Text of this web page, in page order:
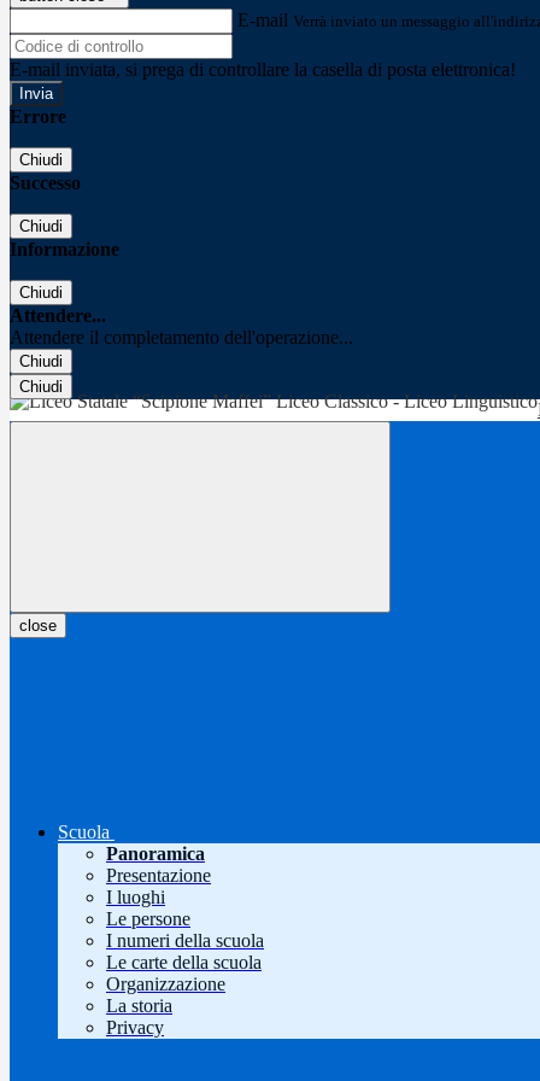
E-mail Verrà inviato un messaggio
E-mail inviata, si prega di controllare la casella di posta elettronica!
Errore
Chiudi
Successo
Chiudi
Informazione
Chiudi
Attendere...
Attendere il completamento dell'operazione...
Chiudi
Chiudi
close
Scuola
Panoramica
Presentazione
I luoghi
Le persone
I numeri della scuola
Le carte della scuola
Organizzazione
La storia
Privacy